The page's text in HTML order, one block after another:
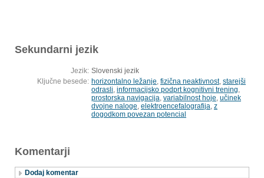
Sekundarni jezik
Jezik: Slovenski jezik
Ključne besede: horizontalno ležanje, fizična neaktivnost, starejši
odrasli, informacijsko podprt kognitivni trening,
prostorska navigacija, variabilnost hoje, učinek
dvojne naloge, elektroencefalografija, z
dogodkom povezan potencial
Komentarji
Dodaj komentar